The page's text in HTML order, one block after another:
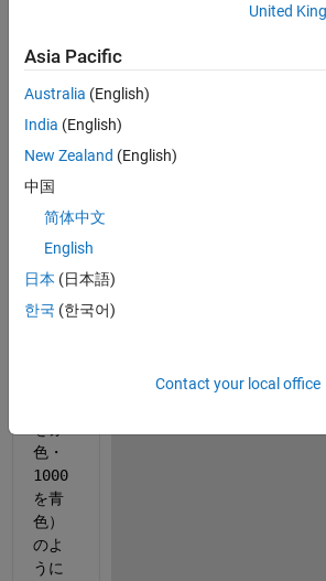
ベル
の1段
目を
色，2
段目
を青
（例
のコ
色・
1000
を青
色）
のよ
うに
United
Asia Pacific
Australia (English)
India (English)
New Zealand (English)
中国
简体中文
English
日本 (日本語)
한국 (한국어)
Contact your local office